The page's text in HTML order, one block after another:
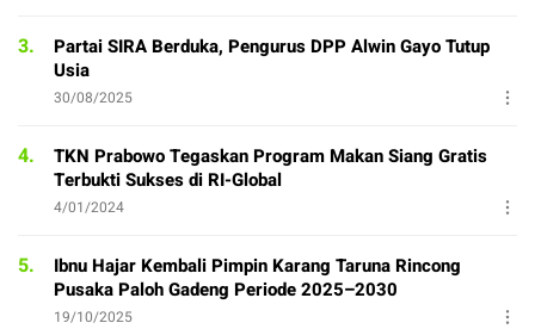
3.
Partai SIRA Berduka, Pengurus DPP Alwin Gayo Tutup
Usia
30/08/2025
4.
TKN Prabowo Tegaskan Program Makan Siang Gratis
Terbukti Sukses di RI-Global
4/01/2024
5.
Ibnu Hajar Kembali Pimpin Karang Taruna Rincong
Pusaka Paloh Gadeng Periode 2025–2030
19/10/2025